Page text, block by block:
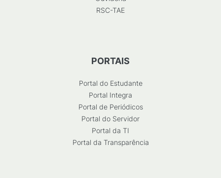
RSC-TAE
PORTAIS
Portal do Estudante
Portal Integra
Portal de Periódicos
Portal do Servidor
Portal da TI
Portal da Transparência